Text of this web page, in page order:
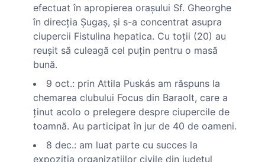
efectuat în apropierea oraşului Sf. Gheorghe
în direcţia Şugaş, şi s-a concentrat asupra
ciupercii Fistulina hepatica. Cu toţii (20) au
reuşit să culeagă cel puţin pentru o masă
bună.
9 oct.: prin Attila Puskás am răspuns la
chemarea clubului Focus din Baraolt, care a
ţinut acolo o prelegere despre ciupercile de
toamnă. Au participat în jur de 40 de oameni.
8 dec.: am luat parte cu succes la
expoziţia organizaţiilor civile din judeţul